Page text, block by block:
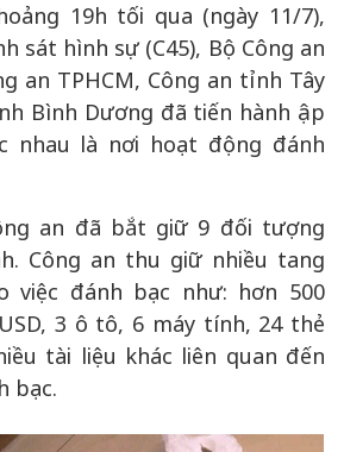
19h tối qua (ngày 11/7),
sát hình sự (C45), Bộ Công an
an TPHCM, Công an tỉnh Tây
Bình Dương đã tiến hành ập
nhau là nơi hoạt động đánh
an đã bắt giữ 9 đối tượng
Công an thu giữ nhiều tang
việc đánh bạc như: hơn 500
3 ô tô, 6 máy tính, 24 thẻ
tài liệu khác liên quan đến
bạc.